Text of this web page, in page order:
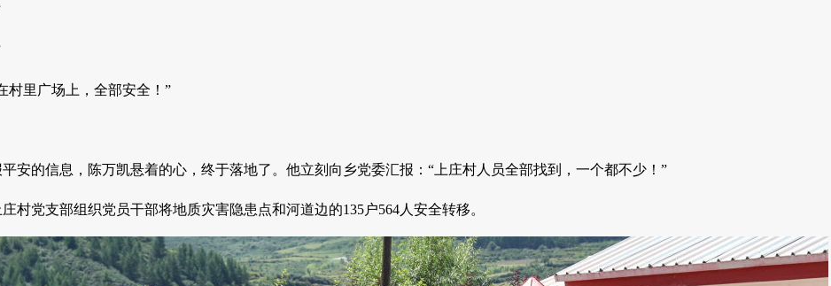
村里广场上，全部安全！”
安的信息，陈万凯悬着的心，终于落地了。他立刻向乡党委汇报：“上庄村人员全部找到，一个都不少！”
村党支部组织党员干部将地质灾害隐患点和河道边的135户564人安全转移。